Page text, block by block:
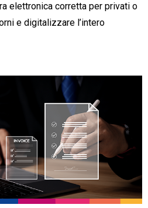
elettronica corretta per privati o
e digitalizzare l’intero